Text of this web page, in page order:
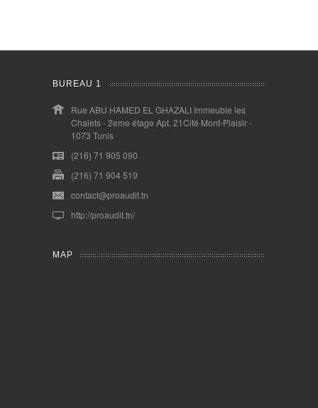
BUREAU 1
Rue ABU HAMED EL GHAZALI Immeuble les
Chalets - 2eme étage Apt. 21Cité Mont-Plaisir -
1073 Tunis
(216) 71 905 090
(216) 71 904 519
contact@proaudit.tn
http://proaudit.tn/
MAP